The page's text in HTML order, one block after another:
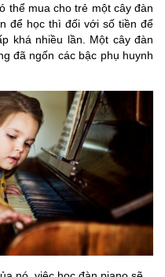
thể mua cho trẻ một cây đàn
để học thì đối với số tiền để
khá nhiều lần. Một cây đàn
đã ngốn các bậc phụ huynh